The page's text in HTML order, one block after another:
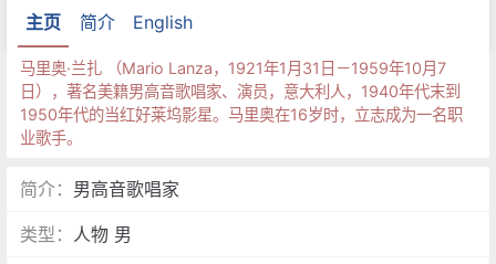
主页 简介 English
马里奥·兰扎 （Mario Lanza，1921年1月31日－1959年10月7
日），著名美籍男高音歌唱家、演员，意大利人，1940年代末到
1950年代的当红好莱坞影星。马里奥在16岁时，立志成为一名职
业歌手。
简介： 男高音歌唱家
类型： 人物 男